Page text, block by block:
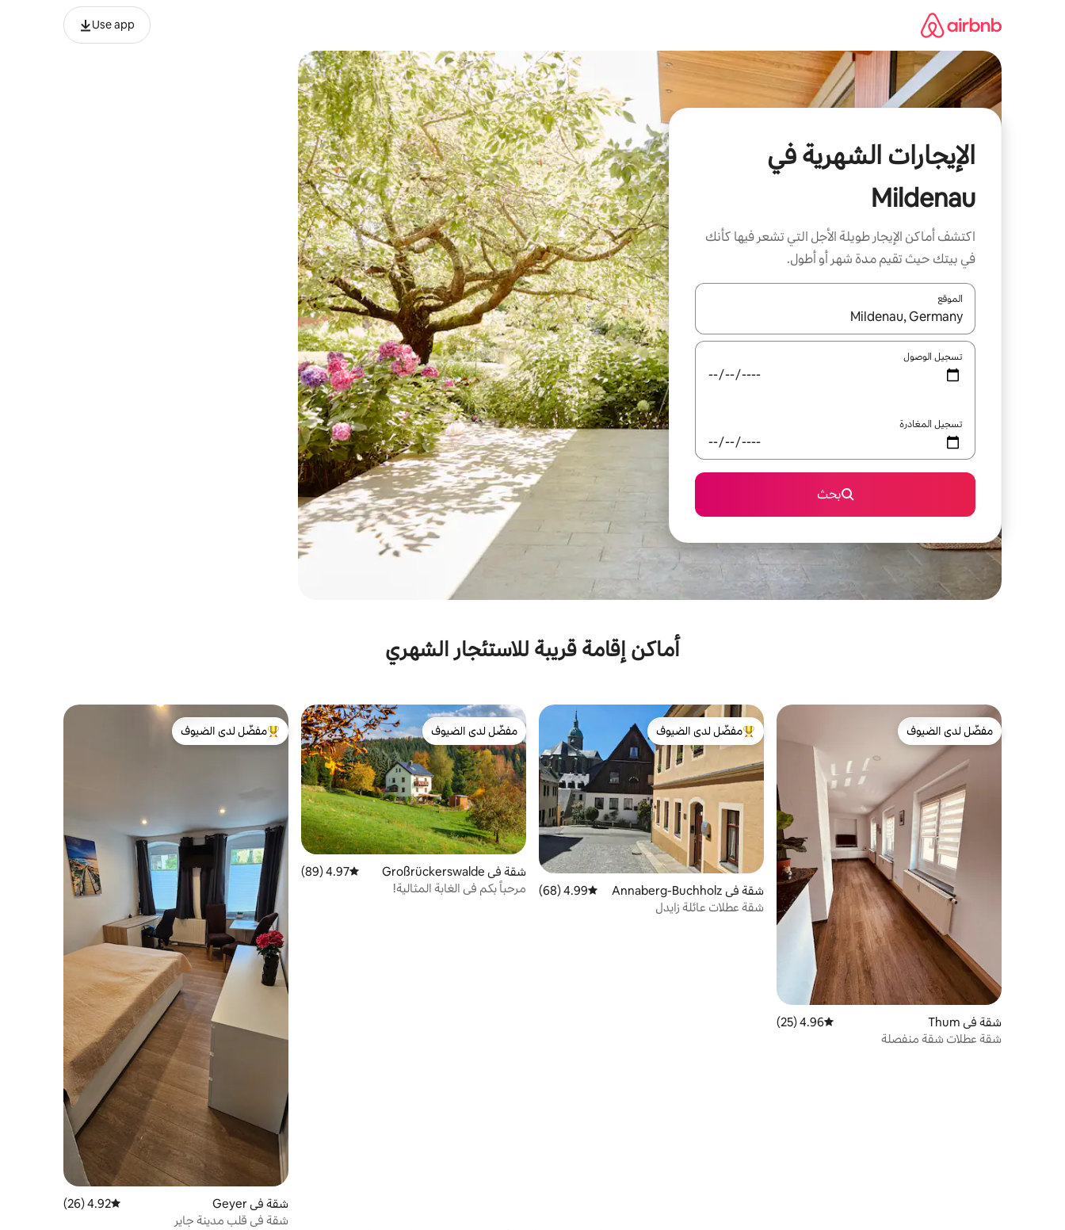
Use app
الإيجارات الشهرية في
Mildenau
اكتشف أماكن الإيجار طويلة الأجل التي تشعر فيها كأنك
في بيتك حيث تقيم مدة شهر أو أطول.
الموقع
عند توفر النتائج، انتقل باستخدام السهمين لأعلى ولأسفل أو استكشف عن طريق اللمس أو السحب.
تسجيل الوصول
تسجيل المغادرة
بحث
أماكن إقامة قريبة للاستئجار الشهري
مفضّل لدى الضيوف
مفضّل لدى الضيوف
شقة في Thum متوسط التقييم 4.96 من 5، 25 مراجعات
4.96 (25)
شقة عطلات شقة منفصلة
من أبرز البيوت المفضّلة لدى الضيوف
مفضّل لدى الضيوف
شقة في Annaberg-Buchholz متوسط التقييم 4.99 من 5، 68 مراجعات
4.99 (68)
شقة عطلات عائلة زايدل
مفضّل لدى الضيوف
مفضّل لدى الضيوف
شقة في Großrückerswalde متوسط التقييم 4.97 من 5، 89 مراجعات
4.97 (89)
مرحباً بكم في الغابة المثالية!
من أبرز البيوت المفضّلة لدى الضيوف
مفضّل لدى الضيوف
شقة في Geyer متوسط التقييم 4.92 من 5، 26 مراجعات
4.92 (26)
شقة في قلب مدينة جاير